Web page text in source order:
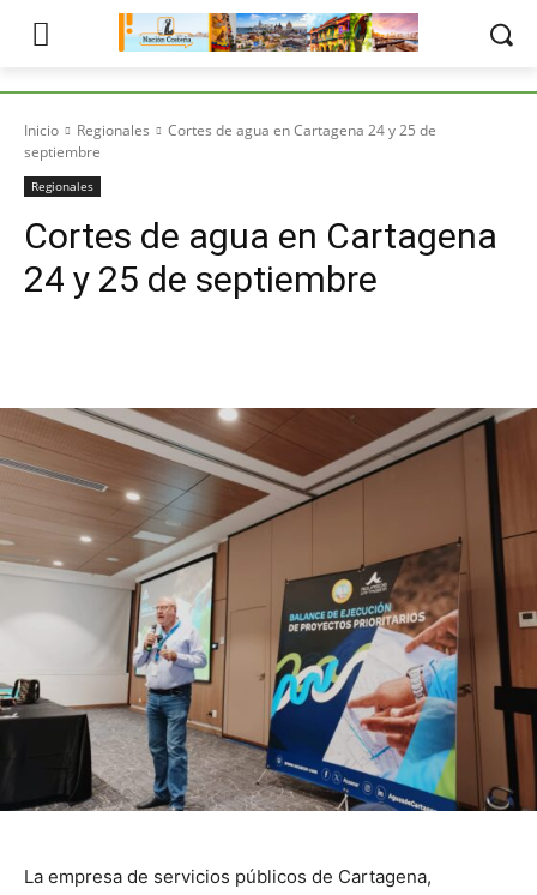
Inicio Regionales
Cortes de agua en Cartagena 24 y 25 de
septiembre
Regionales
Cortes de agua en Cartagena
24 y 25 de septiembre
La empresa de servicios públicos de Cartagena,